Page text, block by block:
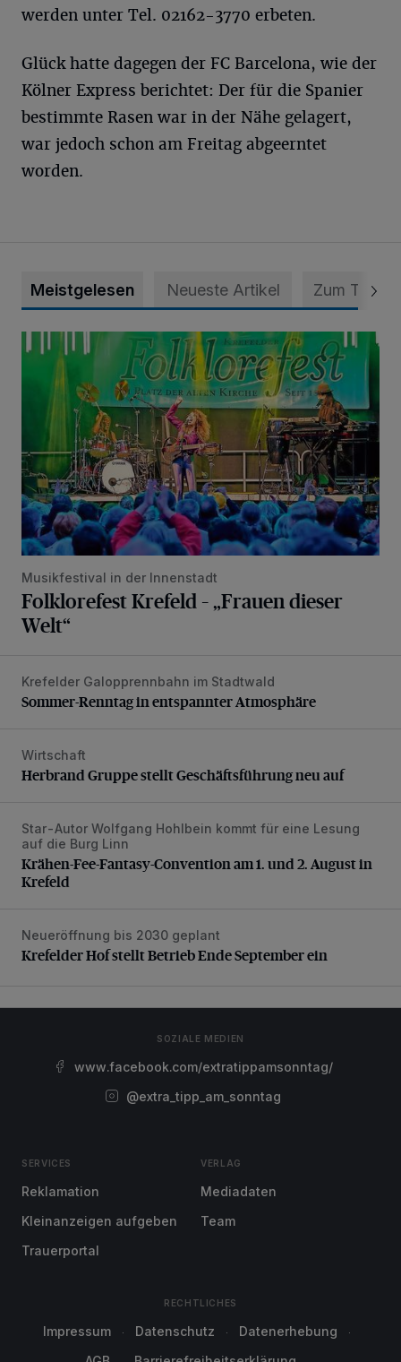
werden unter Tel. 02162-3770 erbeten.
Glück hatte dagegen der FC Barcelona, wie der
Kölner Express berichtet: Der für die Spanier
bestimmte Rasen war in der Nähe gelagert,
war jedoch schon am Freitag abgeerntet
worden.
Meistgelesen Neueste Artikel Zum Thema
Folklorefest Krefeld – „Frauen dieser Welt“
Musikfestival in der Innenstadt
Folklorefest Krefeld – „Frauen dieser
Welt“
Sommer-Renntag in entspannter Atmosphäre
Krefelder Galopprennbahn im Stadtwald
Sommer-Renntag in entspannter Atmosphäre
Herbrand Gruppe stellt Geschäftsführung neu auf
Wirtschaft
Herbrand Gruppe stellt Geschäftsführung neu auf
Krähen-Fee-Fantasy-Convention am 1. und 2. August in
Star-Autor Wolfgang Hohlbein kommt für eine Lesung
auf die Burg Linn
Krähen-Fee-Fantasy-Convention am 1. und 2. August in
Krefeld
Krefelder Hof stellt Betrieb Ende September ein
Neueröffnung bis 2030 geplant
Krefelder Hof stellt Betrieb Ende September ein
SOZIALE MEDIEN
www.facebook.com/extratippamsonntag/
@extra_tipp_am_sonntag
SERVICES
Reklamation
Kleinanzeigen aufgeben
Trauerportal
VERLAG
Mediadaten
Team
RECHTLICHES
Impressum Datenschutz
Datenerhebung